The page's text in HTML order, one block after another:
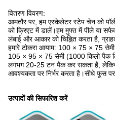
वितरण विवरण:
आमतौर पर, हम एस्केलेटर स्टेप चेन को
को क्रिएट में डालें।हम मुफ्त में पीले या
लंबाई और आकार को चिह्नित करता है,
हमारे टोकरा आयाम: 100 × 75 × 75
105 × 95 × 75 सेमी (1000 किलो पैक
लगभग 20-25 टन पैक कर सकता है, लेकिन
आवश्यकता पर निर्भर करता है।सीधे फूस
उत्पादों की सिफारिश करें